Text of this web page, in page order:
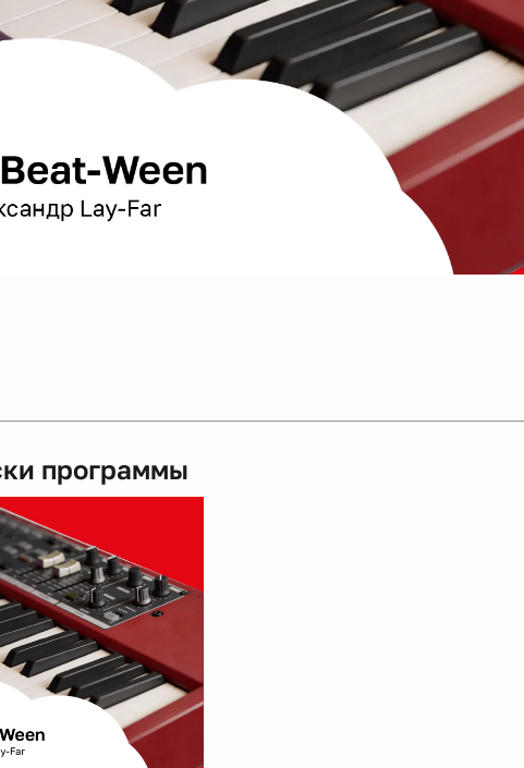
программы